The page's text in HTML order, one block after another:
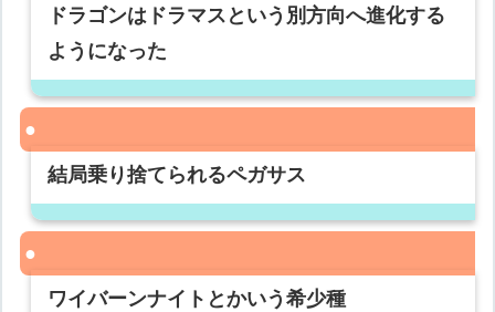
ドラゴンはドラマスという別方向へ進化する
ようになった
結局乗り捨てられるペガサス
ワイバーンナイトとかいう希少種